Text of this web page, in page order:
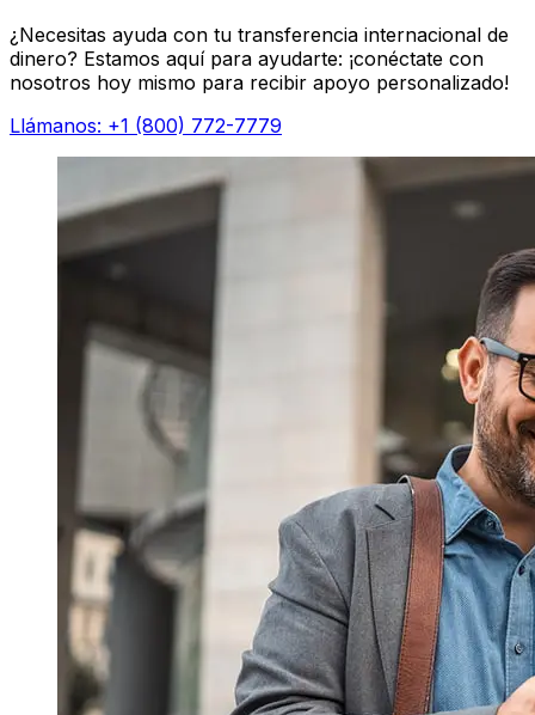
¿Necesitas ayuda con tu transferencia internacional de
dinero? Estamos aquí para ayudarte: ¡conéctate con
nosotros hoy mismo para recibir apoyo personalizado!
Llámanos: +1 (800) 772-7779